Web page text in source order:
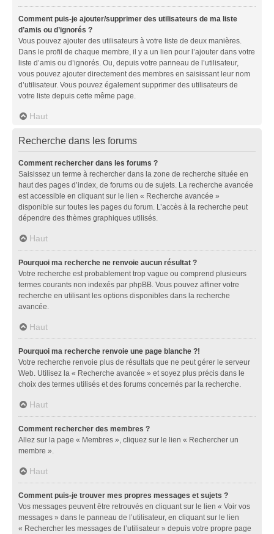
Comment puis-je ajouter/supprimer des utilisateurs de ma liste
d’amis ou d’ignorés ?
Vous pouvez ajouter des utilisateurs à votre liste de deux manières.
Dans le profil de chaque membre, il y a un lien pour l’ajouter dans votre
liste d’amis ou d’ignorés. Ou, depuis votre panneau de l’utilisateur,
vous pouvez ajouter directement des membres en saisissant leur nom
d’utilisateur. Vous pouvez également supprimer des utilisateurs de
votre liste depuis cette même page.
Haut
Recherche dans les forums
Comment rechercher dans les forums ?
Saisissez un terme à rechercher dans la zone de recherche située en
haut des pages d’index, de forums ou de sujets. La recherche avancée
est accessible en cliquant sur le lien « Recherche avancée »
disponible sur toutes les pages du forum. L’accès à la recherche peut
dépendre des thèmes graphiques utilisés.
Haut
Pourquoi ma recherche ne renvoie aucun résultat ?
Votre recherche est probablement trop vague ou comprend plusieurs
termes courants non indexés par phpBB. Vous pouvez affiner votre
recherche en utilisant les options disponibles dans la recherche
avancée.
Haut
Pourquoi ma recherche renvoie une page blanche ?!
Votre recherche renvoie plus de résultats que ne peut gérer le serveur
Web. Utilisez la « Recherche avancée » et soyez plus précis dans le
choix des termes utilisés et des forums concernés par la recherche.
Haut
Comment rechercher des membres ?
Allez sur la page « Membres », cliquez sur le lien « Rechercher un
membre ».
Haut
Comment puis-je trouver mes propres messages et sujets ?
Vos messages peuvent être retrouvés en cliquant sur le lien « Voir vos
messages » dans le panneau de l’utilisateur, en cliquant sur le lien
« Rechercher les messages de l’utilisateur » depuis votre propre page